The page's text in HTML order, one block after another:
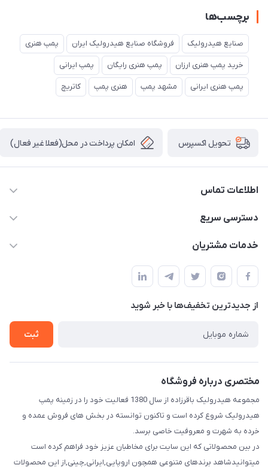
برچسب‌ها
صنایع هیدرولیک فروشگاه صنایع هیدرولیک ایران پمپ هنری
خرید پمپ هنری ارزان پمپ هنری رایگان پمپ ایرانی
پمپ هنری ایرانی مشهد پمپ هنری پمپ کاتریچ
تحویل اکسپرس امکان پرداخت در محل(فعلا غیر فعال)
اطلاعات تماس
04432336021
دسترسی سریع
حساب کاربری
لیست محصولات
درباره ما
خدمات مشتریان
قوانین و مقررات
حریم خصوصی
راهنما
از جدید‌ترین تخفیف‌ها با‌ خبر شوید
ثبت
مختصری درباره فروشگاه
مجموعه هیدرولیک باقرزاده از سال 1380 فعالیت خود را در زمینه پمپ
هیدرولیک شروع کرده است و تاکنون توانسته در بخش های فروش عمده و
خرده به شهرت و معروفیت خاصی برسد.
در بین محصولاتی که این سایت برای مخاطبان عزیز خود فراهم کرده است
میتوانیدشاهد برندهای متنوعی همچون اروپایی,ایرانی,چینی,از این محصولات